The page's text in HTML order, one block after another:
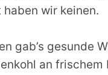
wir keinen.
gab’s gesunde
an frischem